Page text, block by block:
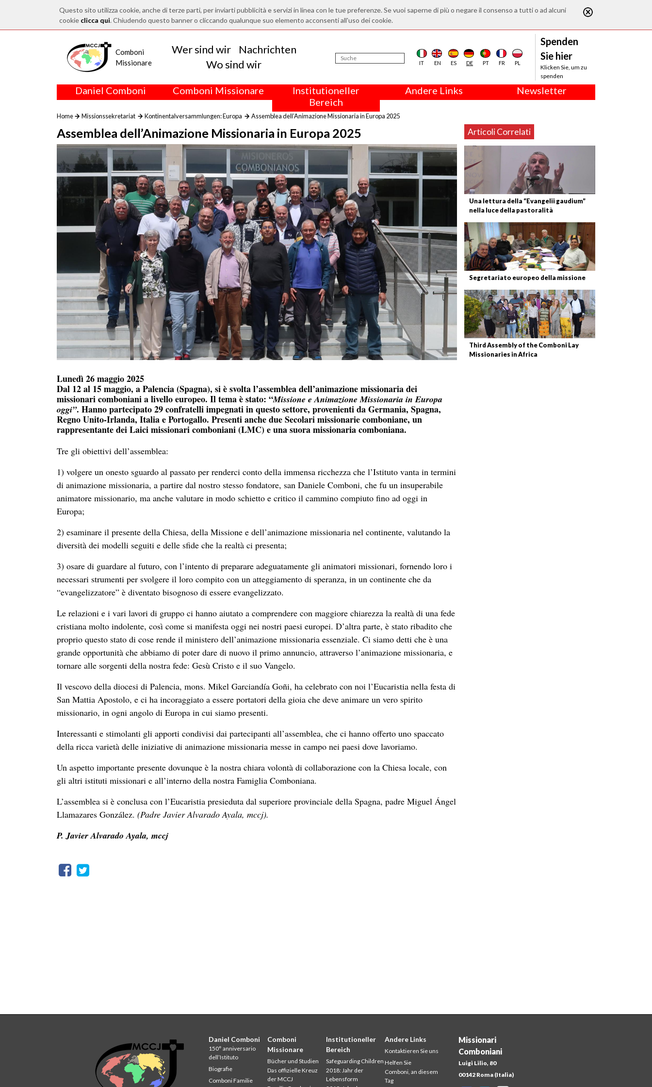
Questo sito utilizza cookie, anche di terze parti, per inviarti pubblicità e servizi in linea con le tue preferenze. Se vuoi saperne di più o negare il consenso a tutti o ad alcuni
cookie clicca qui. Chiudendo questo banner o cliccando qualunque suo elemento acconsenti all'uso dei cookie.
Comboni
Missionare
Wer sind wir
Nachrichten
Wo sind wir
IT EN ES DE PT FR PL
Spenden
Sie hier
Klicken Sie, um zu
spenden
Daniel Comboni Comboni Missionare
Institutioneller
Bereich
Andere Links Newsletter
Home Missionssekretariat Kontinentalversammlungen: Europa Assemblea dell’Animazione Missionaria in Europa 2025
Assemblea dell’Animazione Missionaria in Europa 2025 Articoli Correlati
Una lettura della “Evangelii gaudium”
nella luce della pastoralità
Segretariato europeo della missione
Third Assembly of the Comboni Lay
Missionaries in Africa
Lunedì 26 maggio 2025
Dal 12 al 15 maggio, a Palencia (Spagna), si è svolta l’assemblea dell’animazione missionaria dei
missionari comboniani a livello europeo. Il tema è stato: “Missione e Animazione Missionaria in Europa
oggi”. Hanno partecipato 29 confratelli impegnati in questo settore, provenienti da Germania, Spagna,
Regno Unito-Irlanda, Italia e Portogallo. Presenti anche due Secolari missionarie comboniane, un
rappresentante dei Laici missionari comboniani (LMC) e una suora missionaria comboniana.
Tre gli obiettivi dell’assemblea:
1) volgere un onesto sguardo al passato per renderci conto della immensa ricchezza che l’Istituto vanta in termini
di animazione missionaria, a partire dal nostro stesso fondatore, san Daniele Comboni, che fu un insuperabile
animatore missionario, ma anche valutare in modo schietto e critico il cammino compiuto fino ad oggi in
Europa;
2) esaminare il presente della Chiesa, della Missione e dell’animazione missionaria nel continente, valutando la
diversità dei modelli seguiti e delle sfide che la realtà ci presenta;
3) osare di guardare al futuro, con l’intento di preparare adeguatamente gli animatori missionari, fornendo loro i
necessari strumenti per svolgere il loro compito con un atteggiamento di speranza, in un continente che da
“evangelizzatore” è diventato bisognoso di essere evangelizzato.
Le relazioni e i vari lavori di gruppo ci hanno aiutato a comprendere con maggiore chiarezza la realtà di una fede
cristiana molto indolente, così come si manifesta oggi nei nostri paesi europei. D’altra parte, è stato ribadito che
proprio questo stato di cose rende il ministero dell’animazione missionaria essenziale. Ci siamo detti che è una
grande opportunità che abbiamo di poter dare di nuovo il primo annuncio, attraverso l’animazione missionaria, e
tornare alle sorgenti della nostra fede: Gesù Cristo e il suo Vangelo.
Il vescovo della diocesi di Palencia, mons. Mikel Garciandía Goñi, ha celebrato con noi l’Eucaristia nella festa di
San Mattia Apostolo, e ci ha incoraggiato a essere portatori della gioia che deve animare un vero spirito
missionario, in ogni angolo di Europa in cui siamo presenti.
Interessanti e stimolanti gli apporti condivisi dai partecipanti all’assemblea, che ci hanno offerto uno spaccato
della ricca varietà delle iniziative di animazione missionaria messe in campo nei paesi dove lavoriamo.
Un aspetto importante presente dovunque è la nostra chiara volontà di collaborazione con la Chiesa locale, con
gli altri istituti missionari e all’interno della nostra Famiglia Comboniana.
L’assemblea si è conclusa con l’Eucaristia presieduta dal superiore provinciale della Spagna, padre Miguel Ángel
Llamazares González. (Padre Javier Alvarado Ayala, mccj).
P. Javier Alvarado Ayala, mccj
Missionari
Comboniani
Luigi Lilio, 80
00142 Roma (Italia)
Daniel Comboni
150° anniversario
dell’Istituto
Biografie
Comboni Familie
Comboni
Missionare
Bücher und Studien
Das offizielle Kreuz
der MCCJ
Institutioneller
Bereich
Safeguarding Children
2018: Jahr der
Lebensform
Andere Links
Kontaktieren Sie uns
Helfen Sie
Comboni, an diesem
Tag